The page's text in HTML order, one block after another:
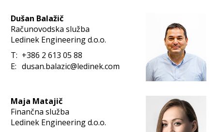
Dušan Balažič
Računovodska služba
Ledinek Engineering d.o.o.
T: +386 2 613 05 88
E: dusan.balazic@ledinek.com
Maja Matajič
Finančna služba
Ledinek Engineering d.o.o.